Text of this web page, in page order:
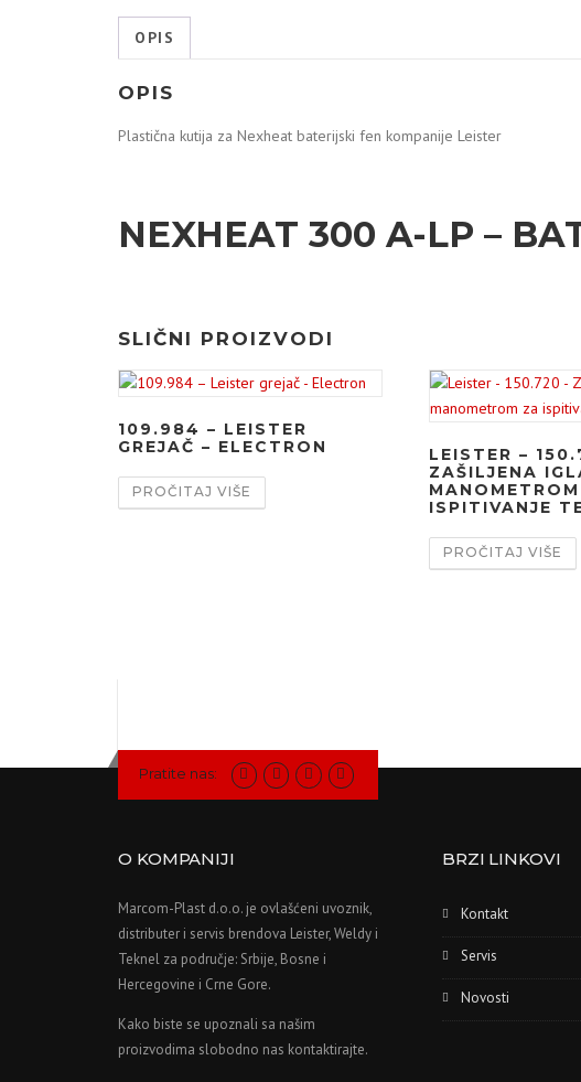
OPIS
OPIS
Plastična kutija za Nexheat baterijski fen kompanije Leister
NEXHEAT 300 A-LP –
SLIČNI PROIZVODI
109.984 – LEISTER
GREJAČ – ELECTRON
PROČITAJ VIŠE
LEISTER –
ZAŠILJENA
ISPITIVANJE
PROČITAJ VIŠE
Pratite nas:
O KOMPANIJI
Marcom-Plast d.o.o. je ovlašćeni uvoznik,
distributer i servis brendova Leister, Weldy i
Teknel za područje: Srbije, Bosne i
Hercegovine i Crne Gore.
Kako biste se upoznali sa našim
proizvodima slobodno nas kontaktirajte.
BRZI LINKOVI
Kontakt
Servis
Novosti